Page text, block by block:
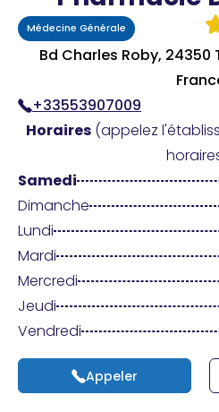
Comment ça marche ?
Pour les patients
Médecine Générale
Bd Charles Roby,
+33553907009
Horaires (appelez
Samedi
Dimanche
Lundi
Mardi
Mercredi
Jeudi
Vendredi
Appeler